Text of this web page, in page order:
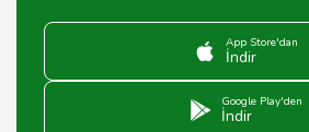
App Store'dan
İndir
Google Play'den
İndir